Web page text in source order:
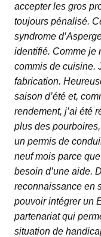
accepter les gros
toujours pénalisé.
syndrome
identifié. Comme je
commis de cuisine.
fabrication.
saison d’été et,
rendement, j’ai été
plus des
un permis de
neuf mois parce
besoin d’une aide.
reconnaissance en
pouvoir intégrer un
partenariat qui
situation de